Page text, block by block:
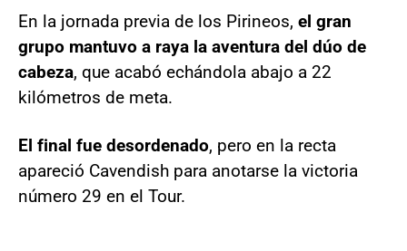
En la jornada previa de los Pirineos, el gran
grupo mantuvo a raya la aventura del dúo de
cabeza, que acabó echándola abajo a 22
kilómetros de meta.
El final fue desordenado, pero en la recta
apareció Cavendish para anotarse la victoria
número 29 en el Tour.